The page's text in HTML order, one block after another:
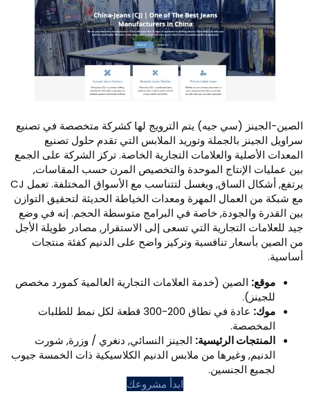
(سي جيه) يتم الترويج لها كشركة متخصصة في تصنيع
وتوريد الملابس التي تقدم حلول تصنيع
والعلامات التجارية الخاصة. تركز الشركة على الجمع
الموحدة والتخصيص المرن حسب المقاسات,
يرتفع, أشكال الساق, ويغسل لتتناسب مع الأسواق المختلفة. تعمل CJ
المهرة ومعدات الخياطة الحديثة لتحقيق التوازن
خاصة في البرامج متوسطة الحجم. إنه في وضع
التي تسعى إلى الاستقرار, مصادر طويلة الأجل
تنافسية وتركيز واضح على الدنيم كفئة منتجات
(خدمة العلامات التجارية العالمية كمورد مخصص
عادة في نطاق 200-300 قطعة لكل نمط للطلبات
الرئيسية:الجينز النسائي, دنغري / وزرة, شورت
من ملابس الدنيم الكلاسيكية ذات الخمسة جيوب